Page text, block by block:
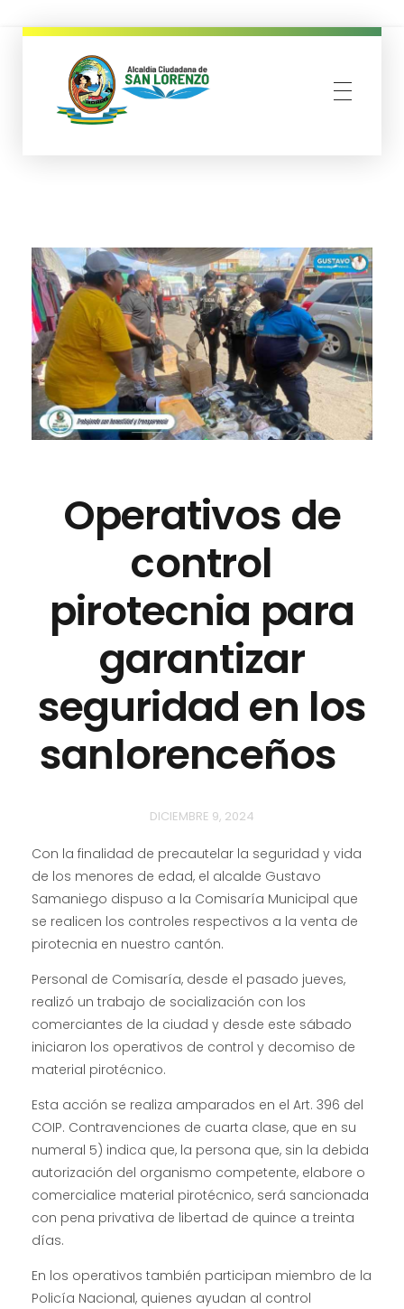
Operativos de
control
pirotecnia para
garantizar
seguridad en los
sanlorenceños
DICIEMBRE 9, 2024
Con la finalidad de precautelar la seguridad y vida
de los menores de edad, el alcalde Gustavo
Samaniego dispuso a la Comisaría Municipal que
se realicen los controles respectivos a la venta de
pirotecnia en nuestro cantón.
Personal de Comisaría, desde el pasado jueves,
realizó un trabajo de socialización con los
comerciantes de la ciudad y desde este sábado
iniciaron los operativos de control y decomiso de
material pirotécnico.
Esta acción se realiza amparados en el Art. 396 del
COIP. Contravenciones de cuarta clase, que en su
numeral 5) indica que, la persona que, sin la debida
autorización del organismo competente, elabore o
comercialice material pirotécnico, será sancionada
con pena privativa de libertad de quince a treinta
días.
En los operativos también participan miembro de la
Policía Nacional, quienes ayudan al control